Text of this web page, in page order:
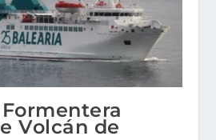
Volcán de